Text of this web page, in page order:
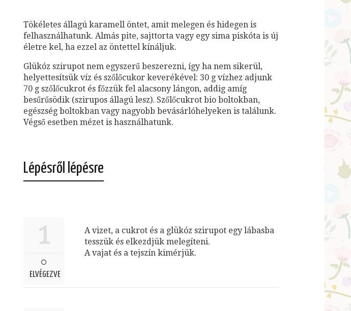
Tökéletes állagú karamell öntet, amit melegen és hidegen is
felhasználhatunk. Almás pite, sajttorta vagy egy sima piskóta is új
életre kel, ha ezzel az öntettel kínáljuk.
Glükóz szirupot nem egyszerű beszerezni, így ha nem sikerül,
helyettesítsük víz és szőlőcukor keverékével: 30 g vízhez adjunk
70 g szőlőcukrot és főzzük fel alacsony lángon, addig amíg
besűrűsödik (szirupos állagú lesz). Szőlőcukrot bio boltokban,
egészség boltokban vagy nagyobb bevásárlóhelyeken is találunk.
Végső esetben mézet is használhatunk.
Lépésről lépésre
1
ELVÉGEZVE
A vizet, a cukrot és a glükóz szirupot egy lábasba
tesszük és elkezdjük melegíteni.
A vajat és a tejszín kimérjük.